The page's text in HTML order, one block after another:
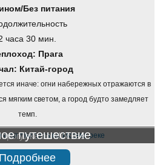
Без питания
часа 30 мин.
Прага
Китай-город
иначе: огни набережных отражаются в
мягким светом, а город будто замедляет
темп.
по Москве
путешествие
Подробнее